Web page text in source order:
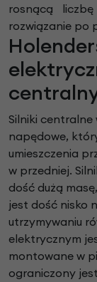
rosnącą
rozwiązanie po
Silniki
napędowe,
umieszczenia
w przedniej.
dość dużą
jest dość nisko
utrzymywaniu
elektrycznym
montowane w
ograniczony